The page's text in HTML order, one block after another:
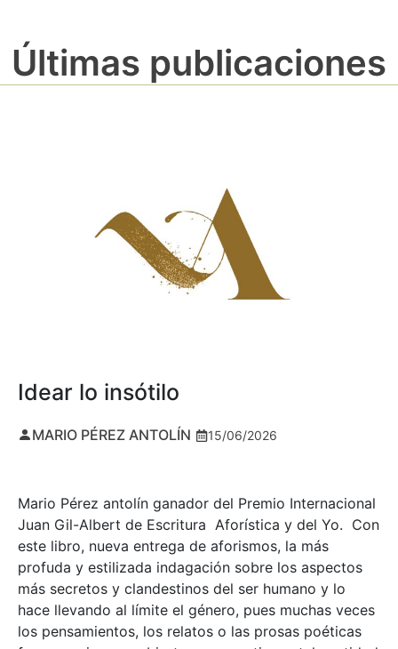
Últimas publicaciones
Idear lo insótilo
MARIO PÉREZ ANTOLÍN 15/06/2026
Mario Pérez antolín ganador del Premio Internacional
Juan Gil-Albert de Escritura Aforística y del Yo. Con
este libro, nueva entrega de aforismos, la más
profuda y estilizada indagación sobre los aspectos
más secretos y clandestinos del ser humano y lo
hace llevando al límite el género, pues muchas veces
los pensamientos, los relatos o las prosas poéticas